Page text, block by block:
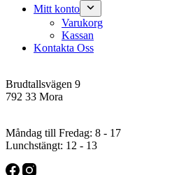
Mitt konto
Varukorg
Kassan
Kontakta Oss
Brudtallsvägen 9
792 33 Mora
Måndag till Fredag: 8 - 17
Lunchstängt: 12 - 13